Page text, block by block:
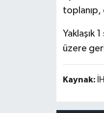
toplanıp,
Yaklaşık
üzere
Kaynak: